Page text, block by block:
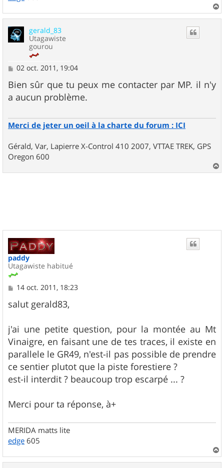
a
gerald_83
Utagawiste
gourou
M
s
s
a
02 oct. 2011, 19:04
Bien sûr que tu peux me contacter par MP. il n'y
a aucun problème.
Merci de jeter un oeil à la charte du forum : ICI
Gérald, Var, Lapierre X-Control 410 2007, VTTAE TREK, GPS
Oregon 600
a
paddy
Utagawiste habitué
M
s
s
g
e
14 oct. 2011, 18:23
salut gerald83,
j'ai une petite question, pour la montée au Mt
Vinaigre, en faisant une de tes traces, il existe en
parallele le GR49, n'est-il pas possible de prendre
ce sentier plutot que la piste forestiere ?
est-il interdit ? beaucoup trop escarpé ... ?
Merci pour ta réponse, à+
MERIDA matts lite
edge 605
a